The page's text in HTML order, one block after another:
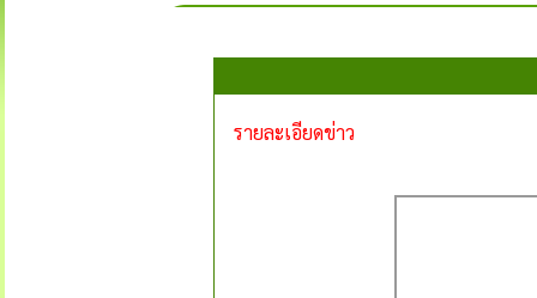
รายละเอียดข่าว